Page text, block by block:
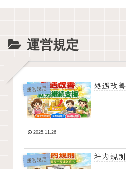
運営規定
運営規定 処遇改善
2025.11.26
運営規定 社内規則